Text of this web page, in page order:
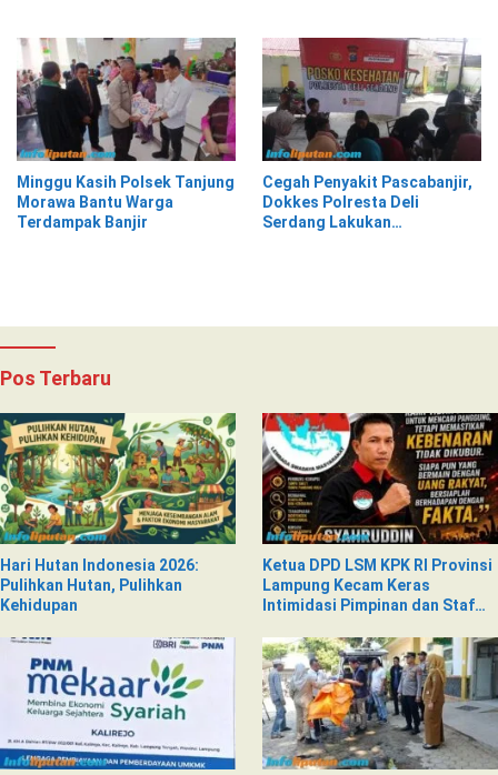
Minggu Kasih Polsek Tanjung
Morawa Bantu Warga
Terdampak Banjir
Cegah Penyakit Pascabanjir,
Dokkes Polresta Deli
Serdang Lakukan
Pos Terbaru
Hari Hutan Indonesia 2026:
Pulihkan Hutan, Pulihkan
Kehidupan
Ketua DPD LSM KPK RI Provinsi
Lampung Kecam Keras
Intimidasi Pimpinan dan Staf
Nad